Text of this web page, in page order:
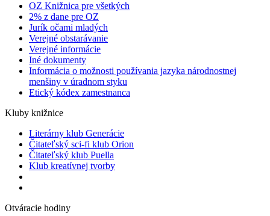
OZ Knižnica pre všetkých
2% z dane pre OZ
Jurík očami mladých
Verejné obstarávanie
Verejné informácie
Iné dokumenty
Informácia o možnosti používania jazyka národnostnej
menšiny v úradnom styku
Etický kódex zamestnanca
Kluby knižnice
Literárny klub Generácie
Čitateľský sci-fi klub Orion
Čitateľský klub Puella
Klub kreatívnej tvorby
Otváracie hodiny